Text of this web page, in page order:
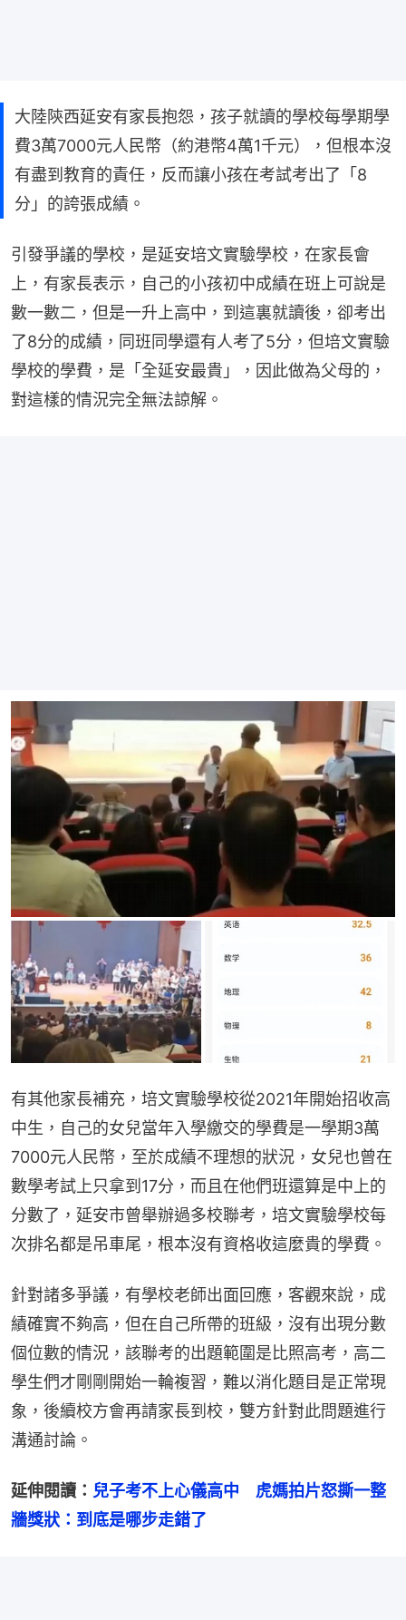
大陸陝西延安有家長抱怨，孩子就讀的學校每學期學
費3萬7000元人民幣（約港幣4萬1千元），但根本沒
有盡到教育的責任，反而讓小孩在考試考出了「8
分」的誇張成績。
引發爭議的學校，是延安培文實驗學校，在家長會
上，有家長表示，自己的小孩初中成績在班上可說是
數一數二，但是一升上高中，到這裏就讀後，卻考出
了8分的成績，同班同學還有人考了5分，但培文實驗
學校的學費，是「全延安最貴」，因此做為父母的，
對這樣的情況完全無法諒解。
有其他家長補充，培文實驗學校從2021年開始招收高
中生，自己的女兒當年入學繳交的學費是一學期3萬
7000元人民幣，至於成績不理想的狀況，女兒也曾在
數學考試上只拿到17分，而且在他們班還算是中上的
分數了，延安市曾舉辦過多校聯考，培文實驗學校每
次排名都是吊車尾，根本沒有資格收這麼貴的學費。
針對諸多爭議，有學校老師出面回應，客觀來說，成
績確實不夠高，但在自己所帶的班級，沒有出現分數
個位數的情況，該聯考的出題範圍是比照高考，高二
學生們才剛剛開始一輪複習，難以消化題目是正常現
象，後續校方會再請家長到校，雙方針對此問題進行
溝通討論。
延伸閱讀： 兒子考不上心儀高中　虎媽拍片怒撕一整
牆獎狀：到底是哪步走錯了